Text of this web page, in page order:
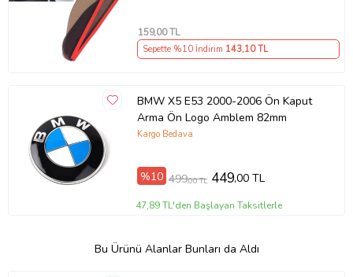
159,00 TL
Sepette %10 İndirim 143,10 TL
BMW X5 E53 2000-2006 Ön Kaput
Arma Ön Logo Amblem 82mm
Kargo Bedava
%10 499,00 TL 449,00 TL
47,89 TL'den Başlayan Taksitlerle
Bu Ürünü Alanlar Bunları da Aldı